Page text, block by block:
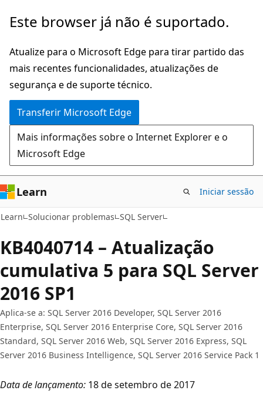
Saltar
o
conteúdo
principal
Este browser já não é suportado.
Atualize para o Microsoft Edge para tirar partido das
mais recentes funcionalidades, atualizações de
segurança e de suporte técnico.
Transferir Microsoft Edge
Mais informações sobre o Internet Explorer e o
Microsoft Edge
Learn Iniciar sessão
Learn Solucionar problemas SQL Server
KB4040714 – Atualização
cumulativa 5 para SQL Server
2016 SP1
Aplica-se a: SQL Server 2016 Developer, SQL Server 2016
Enterprise, SQL Server 2016 Enterprise Core, SQL Server 2016
Standard, SQL Server 2016 Web, SQL Server 2016 Express, SQL
Server 2016 Business Intelligence, SQL Server 2016 Service Pack 1
Data de lançamento: 18 de setembro de 2017